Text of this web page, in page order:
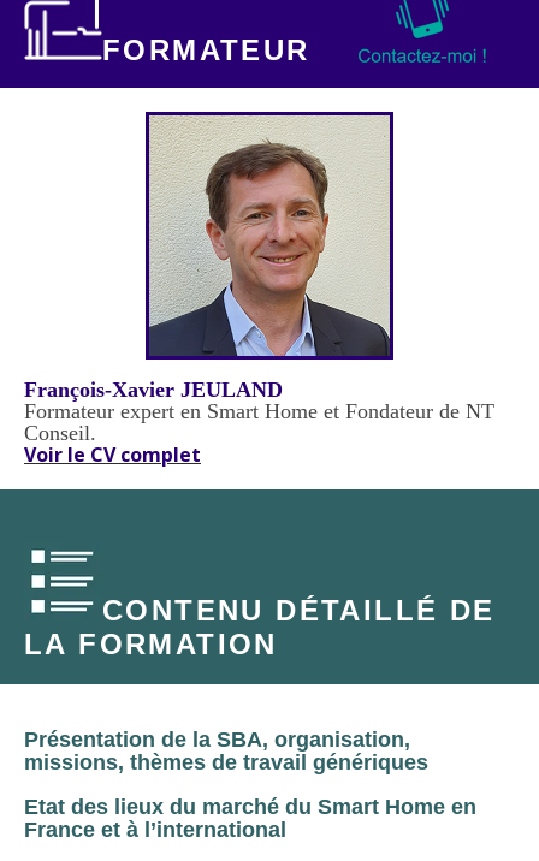
FORMATEUR
François-Xavier JEULAND
Formateur expert en Smart Home et Fondateur de NT
Conseil.
Voir le CV complet
CONTENU DÉTAILLÉ DE
LA FORMATION
Présentation de la SBA, organisation,
missions, thèmes de travail génériques
Etat des lieux du marché du Smart Home en
France et à l’international